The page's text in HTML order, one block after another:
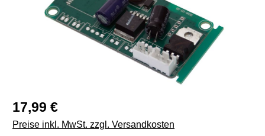
Regulärer Preis:
17,99 €
Preise inkl. MwSt. zzgl. Versandkosten